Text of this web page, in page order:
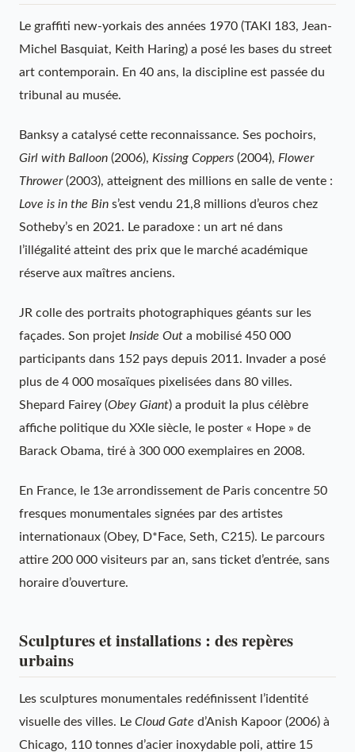
Le graffiti new-yorkais des années 1970 (TAKI 183, Jean-
Michel Basquiat, Keith Haring) a posé les bases du street
art contemporain. En 40 ans, la discipline est passée du
tribunal au musée.
Banksy a catalysé cette reconnaissance. Ses pochoirs,
Girl with Balloon (2006), Kissing Coppers (2004), Flower
Thrower(2003), atteignent des millions en salle de vente :
Love is in the Bin s’est vendu 21,8 millions d’euros chez
Sotheby’s en 2021. Le paradoxe : un art né dans
l’illégalité atteint des prix que le marché académique
réserve aux maîtres anciens.
JR colle des portraits photographiques géants sur les
façades. Son projet Inside Out a mobilisé 450 000
participants dans 152 pays depuis 2011. Invader a posé
plus de 4 000 mosaïques pixelisées dans 80 villes.
Shepard Fairey (Obey Giant) a produit la plus célèbre
affiche politique du XXIe siècle, le poster « Hope » de
Barack Obama, tiré à 300 000 exemplaires en 2008.
En France, le 13e arrondissement de Paris concentre 50
fresques monumentales signées par des artistes
internationaux (Obey, D*Face, Seth, C215). Le parcours
attire 200 000 visiteurs par an, sans ticket d’entrée, sans
horaire d’ouverture.
Sculptures et installations : des repères
urbains
Les sculptures monumentales redéfinissent l’identité
visuelle des villes. Le Cloud Gate d’Anish Kapoor (2006) à
Chicago, 110 tonnes d’acier inoxydable poli, attire 15